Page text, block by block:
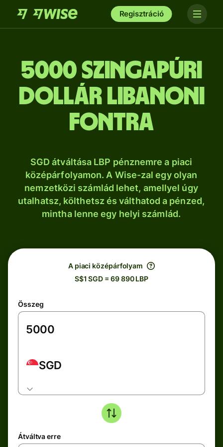
Regisztráció
5000 szingapúri
dollár libanoni
fontra
SGD átváltása LBP pénznemre a piaci
középárfolyamon. A Wise-zal egy olyan
nemzetközi számlád lehet, amellyel úgy
utalhatsz, költhetsz és válthatod a pénzed,
mintha lenne egy helyi számlád.
A piaci középárfolyam
S$1 SGD = 69 890 LBP
Összeg
SGD
Átváltva erre